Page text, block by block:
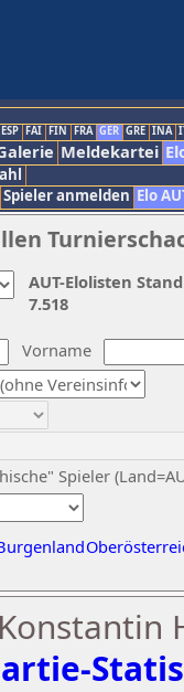
ESP FAI FIN FRA GER GRE INA
Meldekartei
Spieler anmelden Elo
Vorname
Spieler
AUT-Elolisten
7.518